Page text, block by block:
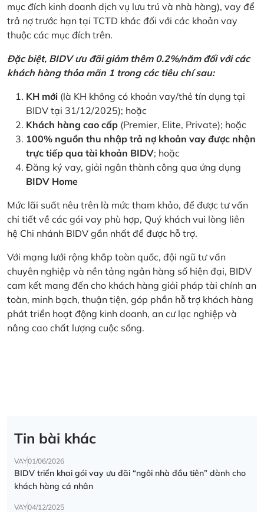
mục đích kinh doanh dịch vụ lưu trú và nhà hàng), vay để
trả nợ trước hạn tại TCTD khác đối với các khoản vay
thuộc các mục đích trên.
Đặc biệt, BIDV ưu đãi giảm thêm 0.2%/năm đối với các
khách hàng thỏa mãn 1 trong các tiêu chí sau:
KH mới (là KH không có khoản vay/thẻ tín dụng tại
BIDV tại 31/12/2025); hoặc
Khách hàng cao cấp (Premier, Elite, Private); hoặc
100% nguồn thu nhập trả nợ khoản vay được nhận
trực tiếp qua tài khoản BIDV; hoặc
Đăng ký vay, giải ngân thành công qua ứng dụng
BIDV Home
Mức lãi suất nêu trên là mức tham khảo, để được tư vấn
chi tiết về các gói vay phù hợp, Quý khách vui lòng liên
hệ Chi nhánh BIDV gần nhất để được hỗ trợ.
Với mạng lưới rộng khắp toàn quốc, đội ngũ tư vấn
chuyên nghiệp và nền tảng ngân hàng số hiện đại, BIDV
cam kết mang đến cho khách hàng giải pháp tài chính an
toàn, minh bạch, thuận tiện, góp phần hỗ trợ khách hàng
phát triển hoạt động kinh doanh, an cư lạc nghiệp và
nâng cao chất lượng cuộc sống.
Tin bài khác
VAY01/06/2026
BIDV triển khai gói vay ưu đãi “ngôi nhà đầu tiên” dành cho
khách hàng cá nhân
VAY04/12/2025